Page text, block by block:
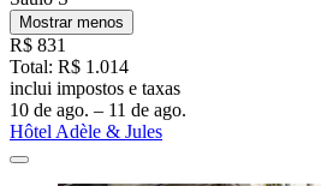
Mostrar menos
R$ 831
Total: R$ 1.014
inclui impostos e taxas
10 de ago. – 11 de ago.
Hôtel Adèle & Jules